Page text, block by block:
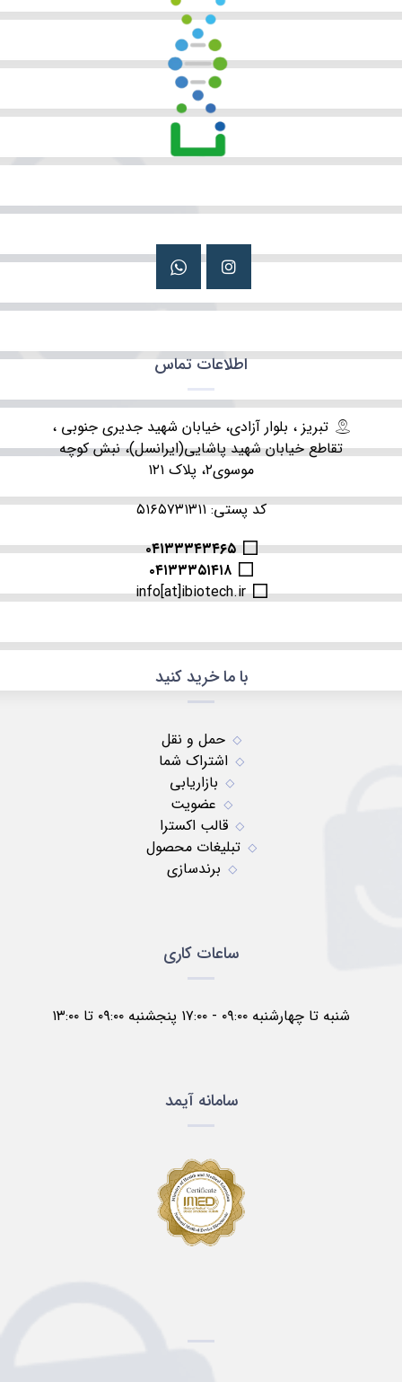
اطلاعات تماس
تبریز ، بلوار آزادی، خیابان شهید جدیری جنوبی ،
تقاطع خیابان شهید پاشایی(ایرانسل)، نبش کوچه
موسوی۲، پلاک ۱۲۱
کد پستی: ۵۱۶۵۷۳۱۳۱۱
۰۴۱۳۳۳۴۳۴۶۵
۰۴۱۳۳۳۵۱۴۱۸
info[at]ibiotech.ir
با ما خرید کنید
حمل و نقل
اشتراک شما
بازاریابی
عضویت
قالب اکسترا
تبلیغات محصول
برندسازی
ساعات کاری
شنبه تا چهارشنبه ۰۹:۰۰ - ۱۷:۰۰ پنجشنبه ۰۹:۰۰ تا ۱۳:۰۰
سامانه آیمد